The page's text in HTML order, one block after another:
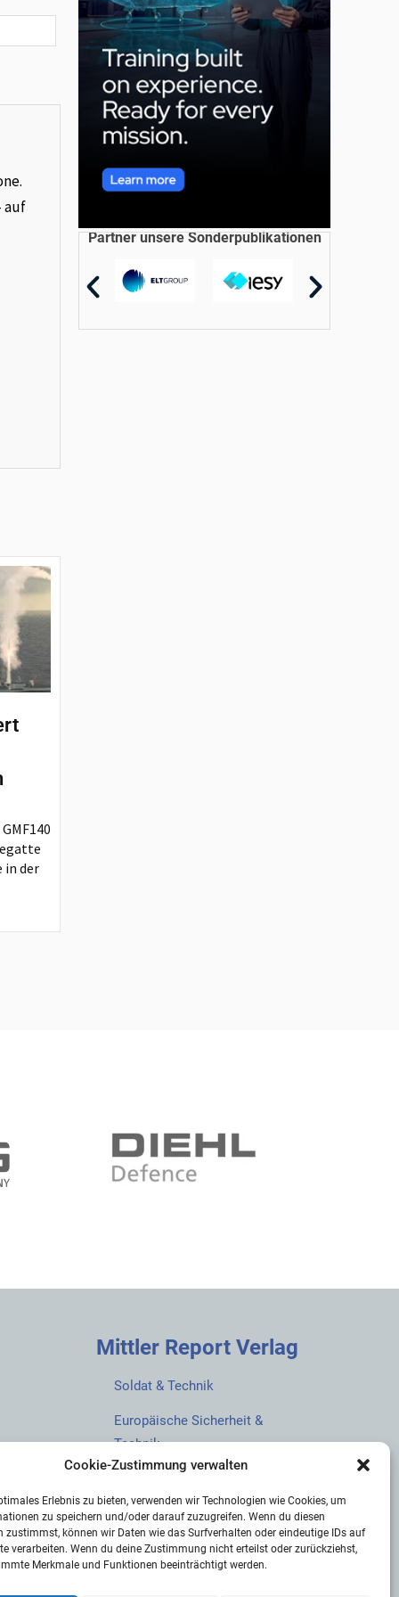
Cookie-Zustimmung verwalten
Erlebnis zu bieten, verwenden wir Technologien wie Cookies, um
zu speichern und/oder darauf zuzugreifen. Wenn du diesen
zustimmst, können wir Daten wie das Surfverhalten oder eindeutige IDs auf
verarbeiten. Wenn du deine Zustimmung nicht erteilst oder zurückziehst,
Merkmale und Funktionen beeinträchtigt werden.
auf
in der
Partner unsere Sonderpublikationen
Mittler Report Verlag
Soldat & Technik
Europäische Sicherheit &
Technik
MarineForum
Verlagswebsite